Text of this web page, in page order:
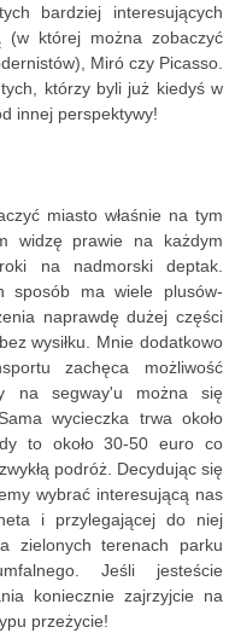
bardziej interesujących
(w której można zobaczyć
Miró czy Picasso.
którzy byli już kiedyś w
innej perspektywy!
miasto właśnie na tym
widzę prawie na każdym
na nadmorski deptak.
sposób ma wiele plusów-
naprawdę dużej części
wysiłku. Mnie dodatkowo
zachęca możliwość
na segway'u można się
wycieczka trwa około
to około 30-50 euro co
podróż. Decydując się
wybrać interesującą nas
i przylegającej do niej
zielonych terenach parku
Jeśli jesteście
przeżycie!